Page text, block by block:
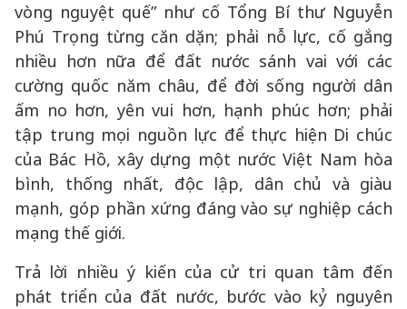
vòng nguyệt quế” như cố Tổng Bí thư Nguyễn
Phú Trọng từng căn dặn; phải nỗ lực, cố gắng
nhiều hơn nữa để đất nước sánh vai với các
cường quốc năm châu, để đời sống người dân
ấm no hơn, yên vui hơn, hạnh phúc hơn; phải
tập trung mọi nguồn lực để thực hiện Di chúc
của Bác Hồ, xây dựng một nước Việt Nam hòa
bình, thống nhất, độc lập, dân chủ và giàu
mạnh, góp phần xứng đáng vào sự nghiệp cách
mạng thế giới.
Trả lời nhiều ý kiến của cử tri quan tâm đến
phát triển của đất nước, bước vào kỷ nguyên